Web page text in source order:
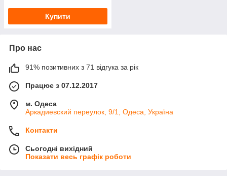
Купити
Про нас
91% позитивних з 71 відгука за рік
Працює з 07.12.2017
м. Одеса
Аркадиевский переулок, 9/1, Одеса, Україна
Контакти
Сьогодні вихідний
Показати весь графік роботи